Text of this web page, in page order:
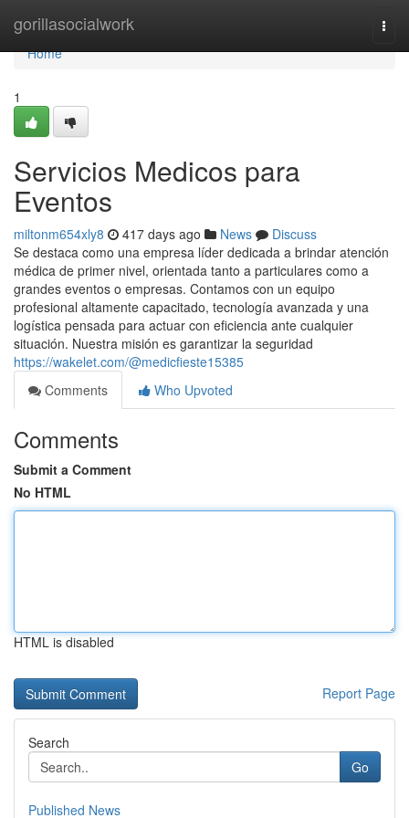
gorillasocialwork
Home
Home
1
Servicios Medicos para
Eventos
miltonm654xly8 417 days ago News
Discuss
Se destaca como una empresa líder dedicada a brindar atención
médica de primer nivel, orientada tanto a particulares como a
grandes eventos o empresas. Contamos con un equipo
profesional altamente capacitado, tecnología avanzada y una
logística pensada para actuar con eficiencia ante cualquier
situación. Nuestra misión es garantizar la seguridad
https://wakelet.com/@medicfieste15385
Comments
Who Upvoted
Comments
Submit a Comment
No HTML
HTML is disabled
Report Page
Search
Go
Published News